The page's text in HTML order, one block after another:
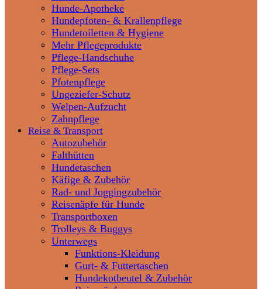
Hunde-Apotheke
Hundepfoten- & Krallenpflege
Hundetoiletten & Hygiene
Mehr Pflegeprodukte
Pflege-Handschuhe
Pflege-Sets
Pfotenpflege
Ungeziefer-Schutz
Welpen-Aufzucht
Zahnpflege
Reise & Transport
Autozubehör
Falthütten
Hundetaschen
Käfige & Zubehör
Rad- und Joggingzubehör
Reisenäpfe für Hunde
Transportboxen
Trolleys & Buggys
Unterwegs
Funktions-Kleidung
Gurt- & Futtertaschen
Hundekotbeutel & Zubehör